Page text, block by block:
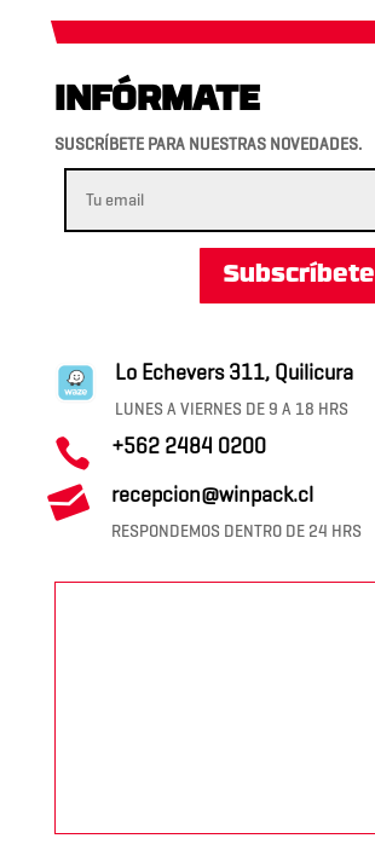
INFÓRMATE
SUSCRÍBETE PARA NUESTRAS NOVEDADES.
Subscríbete
Lo Echevers 311, Quilicura
LUNES A VIERNES DE 9 A 18 HRS
 +562 2484 0200
 recepcion@winpack.cl
RESPONDEMOS DENTRO DE 24 HRS